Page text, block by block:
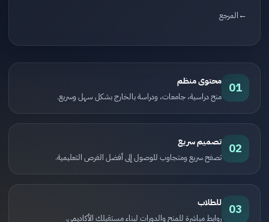
المرجع
01 محتوى منظم
منح دراسية، جامعات، ودراسة بالخارج بشكل سهل وسريع.
02 تصميم سريع
تصفح سريع ومتجاوب للوصول إلى أفضل الفرص التعليمية.
03 للطلاب
روابط مباشرة للمنح والدورات لبناء مستقبلك الأكاديمي.